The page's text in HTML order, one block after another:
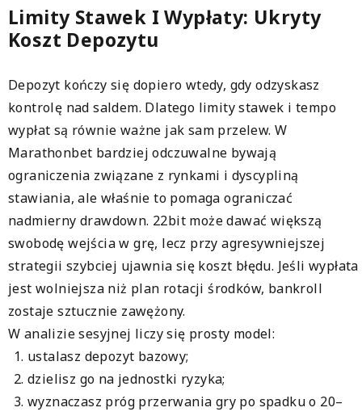
Limity Stawek I Wypłaty: Ukryty
Koszt Depozytu
Depozyt kończy się dopiero wtedy, gdy odzyskasz
kontrolę nad saldem. Dlatego limity stawek i tempo
wypłat są równie ważne jak sam przelew. W
Marathonbet bardziej odczuwalne bywają
ograniczenia związane z rynkami i dyscypliną
stawiania, ale właśnie to pomaga ograniczać
nadmierny drawdown. 22bit może dawać większą
swobodę wejścia w grę, lecz przy agresywniejszej
strategii szybciej ujawnia się koszt błędu. Jeśli wypłata
jest wolniejsza niż plan rotacji środków, bankroll
zostaje sztucznie zawężony.
W analizie sesyjnej liczy się prosty model:
ustalasz depozyt bazowy;
dzielisz go na jednostki ryzyka;
wyznaczasz próg przerwania gry po spadku o 20–